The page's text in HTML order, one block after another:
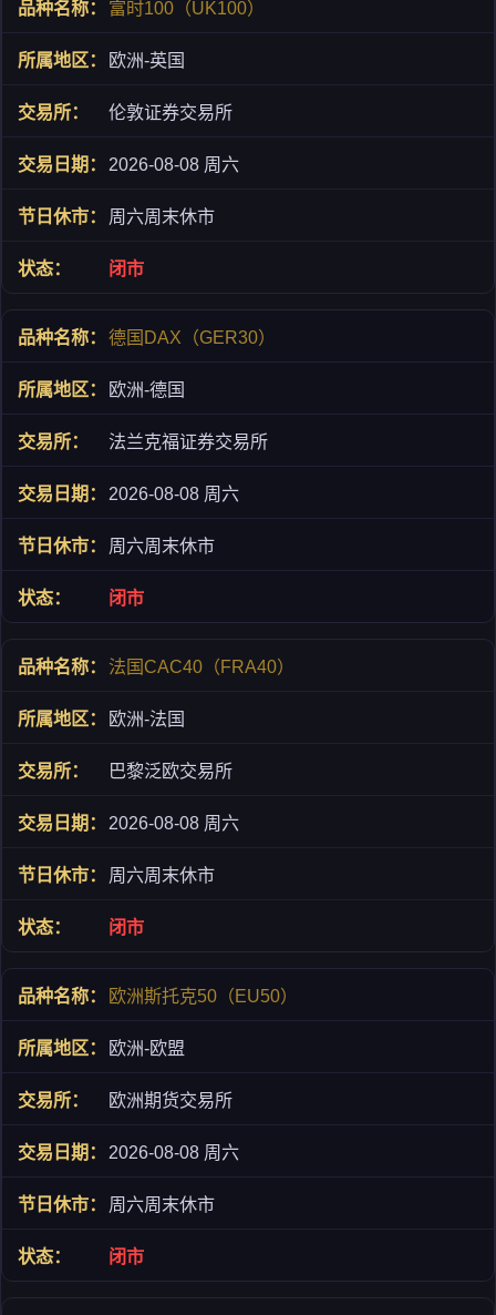
富时100（UK100）
欧洲-英国
伦敦证券交易所
2026-08-08 周六
周六周末休市
闭市
德国DAX（GER30）
欧洲-德国
法兰克福证券交易所
2026-08-08 周六
周六周末休市
闭市
法国CAC40（FRA40）
欧洲-法国
巴黎泛欧交易所
2026-08-08 周六
周六周末休市
闭市
欧洲斯托克50（EU50）
欧洲-欧盟
欧洲期货交易所
2026-08-08 周六
周六周末休市
闭市